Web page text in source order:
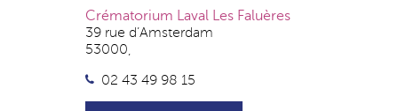
Crématorium Laval Les Faluères
39 rue d’Amsterdam
53000,
02 43 49 98 15